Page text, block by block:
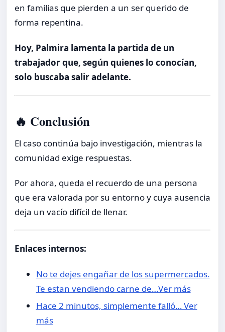
en familias que pierden a un ser querido de
forma repentina.
Hoy, Palmira lamenta la partida de un
trabajador que, según quienes lo conocían,
solo buscaba salir adelante.
🔥 Conclusión
El caso continúa bajo investigación, mientras la
comunidad exige respuestas.
Por ahora, queda el recuerdo de una persona
que era valorada por su entorno y cuya ausencia
deja un vacío difícil de llenar.
Enlaces internos:
No te dejes engañar de los supermercados.
Te estan vendiendo carne de…Ver más
Hace 2 minutos, simplemente falló… Ver
más